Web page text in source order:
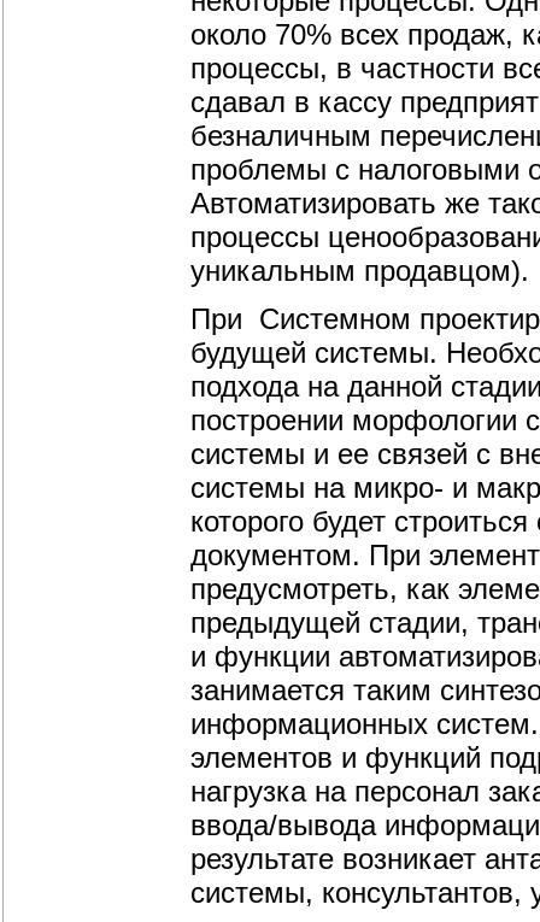
около 70% всех продаж,
процессы, в частности
сдавал в кассу
безналичным
проблемы с налоговыми
Автоматизировать же
процессы
уникальным продавцом).
При Системном
будущей системы.
подхода на данной
построении морфологии
системы и ее связей с
системы на микро- и
которого будет
документом. При
предусмотреть, как
предыдущей стадии,
и функции
занимается таким
информационных
элементов и функций
нагрузка на персонал
ввода/вывода
результате возникает
системы, консультантов,